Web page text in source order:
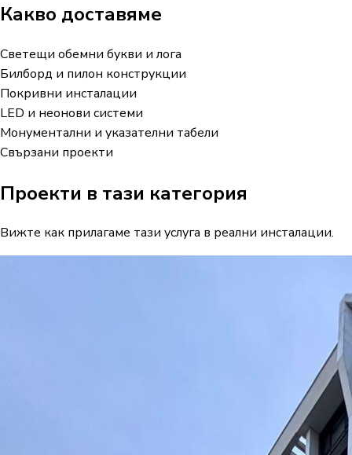
Какво доставяме
Светещи обемни букви и лога
Билборд и пилон конструкции
Покривни инсталации
LED и неонови системи
Монументални и указателни табели
Свързани проекти
Проекти в тази категория
Вижте как прилагаме тази услуга в реални инсталации.